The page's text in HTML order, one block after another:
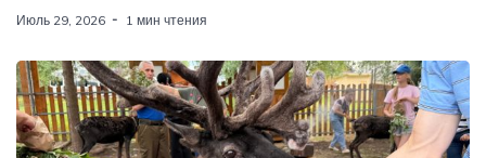
Июль 29, 2026 1 мин чтения